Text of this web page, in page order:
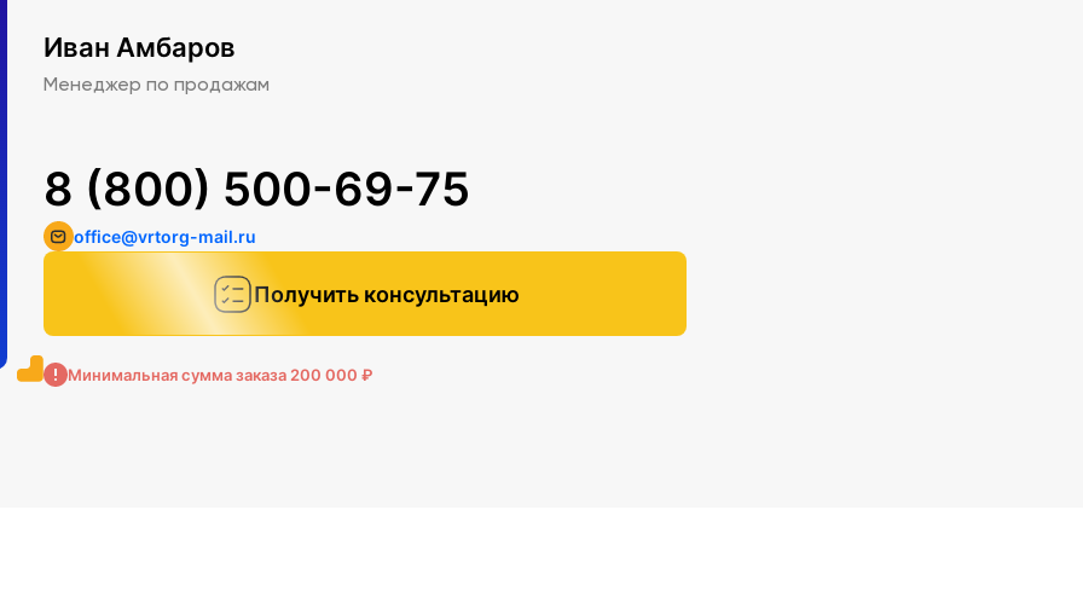
Иван Амбаров
Менеджер по продажам
Получить консультацию
8 (800) 500-69-75
office@vrtorg-mail.ru
Минимальная сумма заказа 200 000 ₽